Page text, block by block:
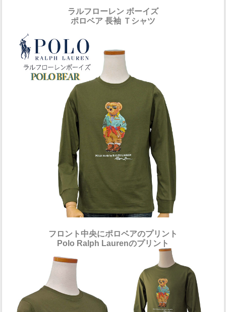
ラルフローレン ボーイズ
ポロベア 長袖 Ｔシャツ
フロント中央にポロベアのプリント
Polo Ralph Laurenのプリント